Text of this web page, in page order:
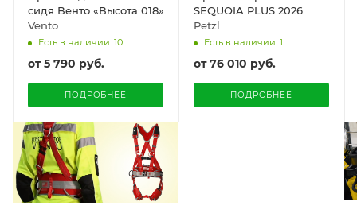
сидя Венто «Высота 018»
Vento
Есть в наличии: 10
от5 790 руб.
ПОДРОБНЕЕ
SEQUOIA PLUS 2026
Petzl
Есть в наличии: 1
от76 010 руб.
ПОДРОБНЕЕ